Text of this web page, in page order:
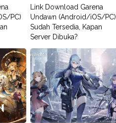
PC)
Link Download Garena
Undawn (Android/iOS/PC)
Sudah Tersedia, Kapan
Server Dibuka?